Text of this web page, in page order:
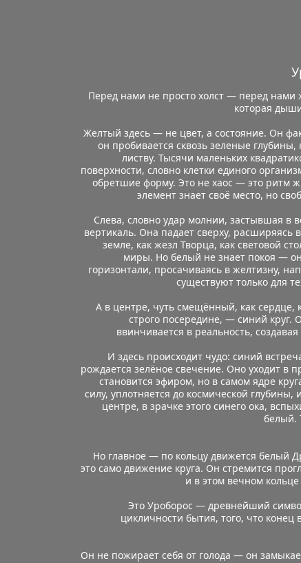
Перед нами не просто холст — перед нами
которая
Желтый здесь — не цвет, а состояние. Он
он пробивается сквозь зеленые глубины,
листву. Тысячи маленьких
поверхности, словно клетки единого
обретшие форму. Это не хаос — это ритм
элемент знает своё место, но
Слева, словно удар молнии, застывшая в
вертикаль. Она падает сверху, расширяясь
земле, как жезл Творца, как световой
миры. Но белый не знает покоя —
горизонтали, просачиваясь в желтизну,
существуют только для
А в центре, чуть смещённый, как сердце,
строго посередине, — синий круг.
ввинчивается в реальность,
И здесь происходит чудо: синий
рождается зелёное свечение. Оно уходит в
становится эфиром, но в самом ядре
силу, уплотняется до космической
центре, в зрачке этого синего ока,
белый.
Но главное — по кольцу движется белый
это само движение круга. Он стремится
и в этом вечном
Это Уроборос — древнейший
цикличности бытия, того, что конец
Он не пожирает себя от голода — он